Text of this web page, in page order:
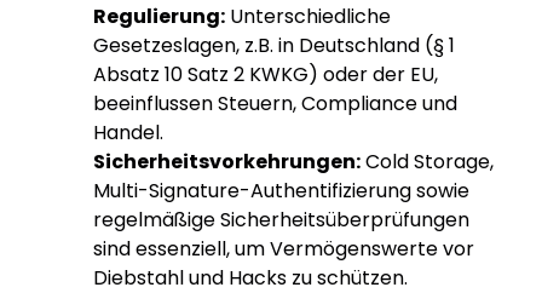
Regulierung: Unterschiedliche
Gesetzeslagen, z.B. in Deutschland (§ 1
Absatz 10 Satz 2 KWKG) oder der EU,
beeinflussen Steuern, Compliance und
Handel.
Sicherheitsvorkehrungen:Cold Storage,
Multi-Signature-Authentifizierung sowie
regelmäßige Sicherheitsüberprüfungen
sind essenziell, um Vermögenswerte vor
Diebstahl und Hacks zu schützen.